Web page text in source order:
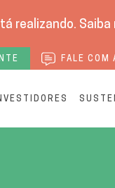
realizando. Saiba
FALE COM
em